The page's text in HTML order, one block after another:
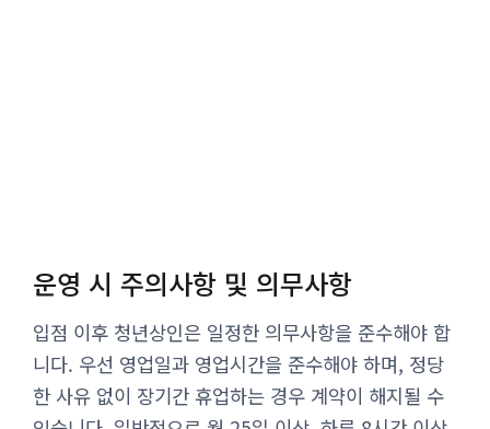
운영 시 주의사항 및 의무사항
입점 이후 청년상인은 일정한 의무사항을 준수해야 합
니다. 우선 영업일과 영업시간을 준수해야 하며, 정당
한 사유 없이 장기간 휴업하는 경우 계약이 해지될 수